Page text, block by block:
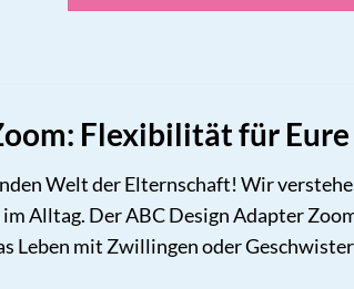
Flexibilität für
Welt der Elternschaft! Wir
Alltag. Der ABC Design Adapter
Leben mit Zwillingen oder